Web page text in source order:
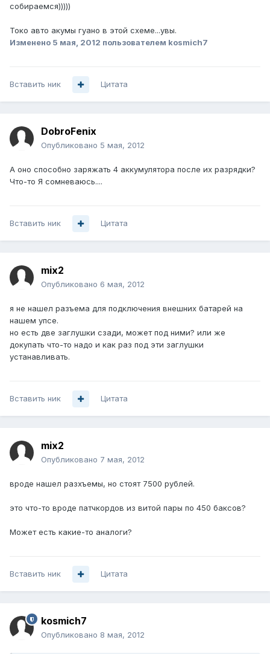
собираемся)))))
Токо авто акумы гуано в этой схеме...увы.
Изменено 5 мая, 2012 пользователем kosmich7
Вставить ник Цитата
DobroFenix
Опубликовано 5 мая, 2012
А оно способно заряжать 4 аккумулятора после их разрядки?
Что-то Я сомневаюсь....
Вставить ник Цитата
mix2
Опубликовано 6 мая, 2012
я не нашел разъема для подключения внешних батарей на
нашем упсе.
но есть две заглушки сзади, может под ними? или же
докупать что-то надо и как раз под эти заглушки
устанавливать.
Вставить ник Цитата
mix2
Опубликовано 7 мая, 2012
вроде нашел разхъемы, но стоят 7500 рублей.
это что-то вроде патчкордов из витой пары по 450 баксов?
Может есть какие-то аналоги?
Вставить ник Цитата
kosmich7
Опубликовано 8 мая, 2012